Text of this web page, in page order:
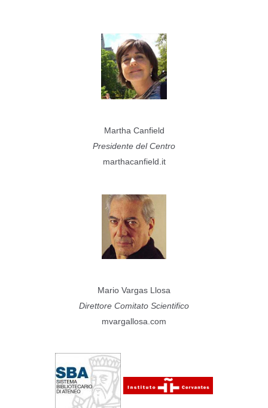
Martha Canfield
Presidente del Centro
marthacanfield.it
Mario Vargas Llosa
Direttore Comitato Scientifico
mvargallosa.com